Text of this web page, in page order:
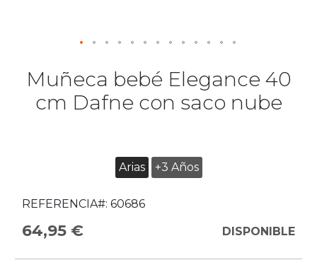
Muñeca bebé Elegance 40
cm Dafne con saco nube
Arias +3 Años
REFERENCIA#: 60686
64,95 € DISPONIBLE